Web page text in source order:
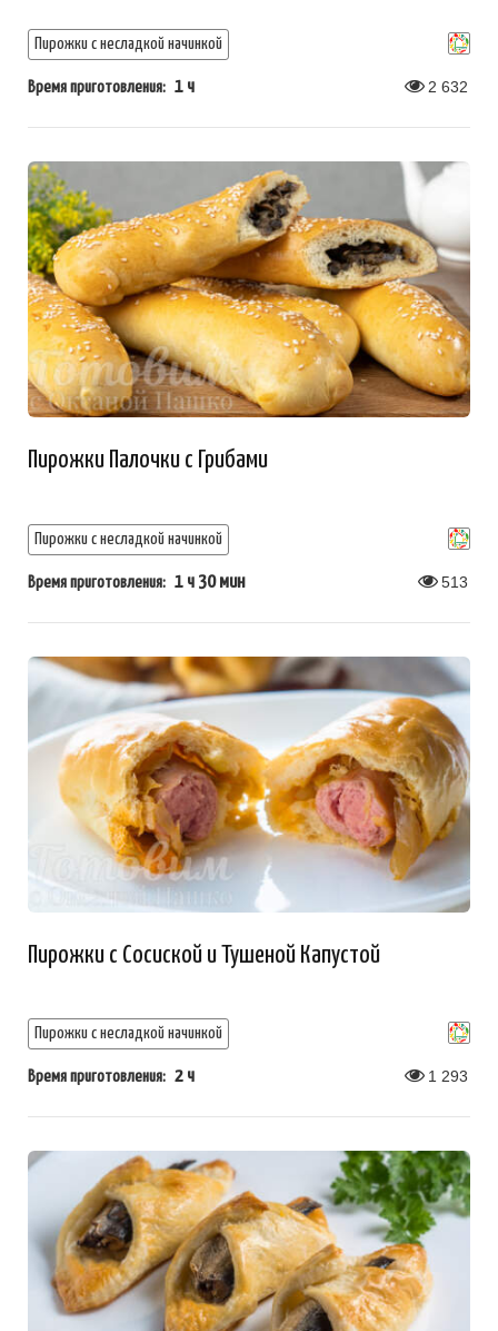
Пирожки с несладкой начинкой
Время приготовления: 1 ч 2 632
Пирожки Палочки с Грибами
Пирожки с несладкой начинкой
Время приготовления: 1 ч 30 мин 513
Пирожки с Сосиской и Тушеной Капустой
Пирожки с несладкой начинкой
Время приготовления: 2 ч 1 293